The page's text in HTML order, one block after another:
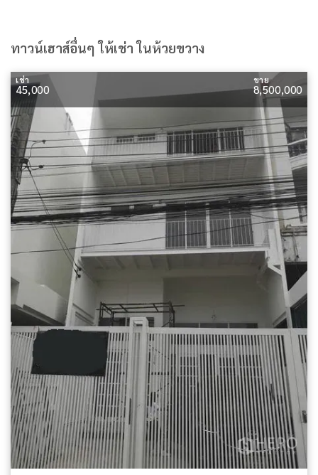
ทาวน์เฮาส์อื่นๆ ให้เช่า ในห้วยขวาง
เช่า
45,000
ขาย
8,500,000